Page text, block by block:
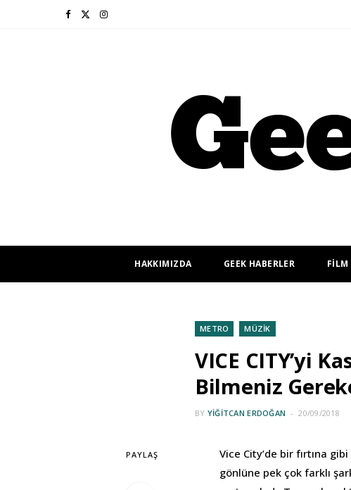
F I
HAKKIMIZDA GEEK HABERLER FİLM
METRO MÜZİK
VICE CITY’yi
Bilmeniz
BY YIĞITCAN ERDOĞAN 20/09/2018
PAYLAŞ
Vice City’de bir fırtına
gönlüne pek çok farklı